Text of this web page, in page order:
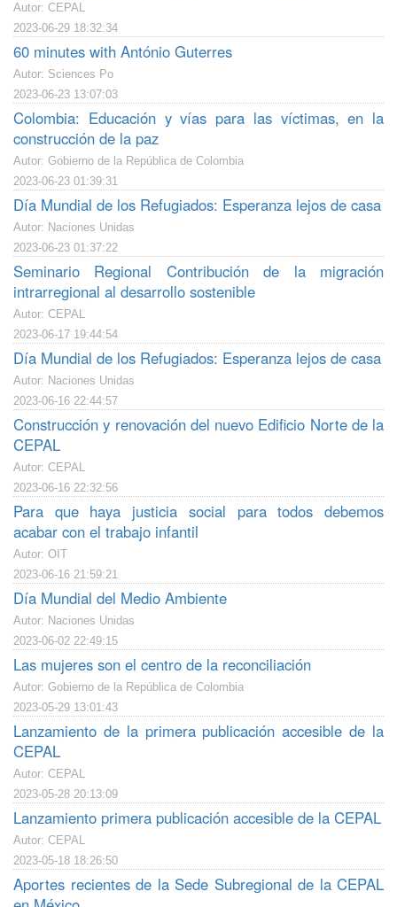
Autor: CEPAL
2023-06-29 18:32:34
60 minutes with António Guterres
Autor: Sciences Po
2023-06-23 13:07:03
Colombia: Educación y vías para las víctimas, en la
construcción de la paz
Autor: Gobierno de la República de Colombia
2023-06-23 01:39:31
Día Mundial de los Refugiados: Esperanza lejos de casa
Autor: Naciones Unidas
2023-06-23 01:37:22
Seminario Regional Contribución de la migración
intrarregional al desarrollo sostenible
Autor: CEPAL
2023-06-17 19:44:54
Día Mundial de los Refugiados: Esperanza lejos de casa
Autor: Naciones Unidas
2023-06-16 22:44:57
Construcción y renovación del nuevo Edificio Norte de la
CEPAL
Autor: CEPAL
2023-06-16 22:32:56
Para que haya justicia social para todos debemos
acabar con el trabajo infantil
Autor: OIT
2023-06-16 21:59:21
Día Mundial del Medio Ambiente
Autor: Naciones Unidas
2023-06-02 22:49:15
Las mujeres son el centro de la reconciliación
Autor: Gobierno de la República de Colombia
2023-05-29 13:01:43
Lanzamiento de la primera publicación accesible de la
CEPAL
Autor: CEPAL
2023-05-28 20:13:09
Lanzamiento primera publicación accesible de la CEPAL
Autor: CEPAL
2023-05-18 18:26:50
Aportes recientes de la Sede Subregional de la CEPAL